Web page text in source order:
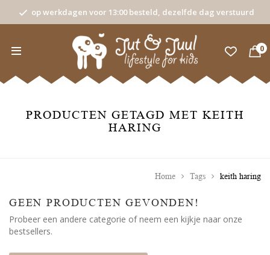
op werkdagen voor 13:00 besteld, dezelfde dag verstuurd
0
PRODUCTEN GETAGD MET KEITH
HARING
Home Tags keith haring
GEEN PRODUCTEN GEVONDEN!
Probeer een andere categorie of neem een kijkje naar onze
bestsellers.